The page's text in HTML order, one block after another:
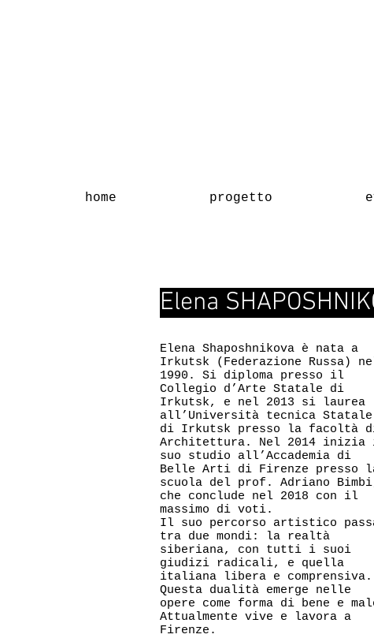
home progetto
Elena
Elena Shaposhnikova è nata a
Irkutsk (Federazione Russa)
1990. Si diploma presso il
Collegio d’Arte Statale di
Irkutsk, e nel 2013 si laurea
all’Università tecnica Statale
di Irkutsk presso la facoltà
Architettura. Nel 2014
suo studio all’Accademia di
Belle Arti di Firenze presso
scuola del prof. Adriano
che conclude nel 2018 con il
massimo di voti.
Il suo percorso artistico
tra due mondi: la realtà
siberiana, con tutti i suoi
giudizi radicali, e quella
italiana libera e comprensiva.
Questa dualità emerge nelle
opere come forma di bene e
Attualmente vive e lavora a
Firenze.